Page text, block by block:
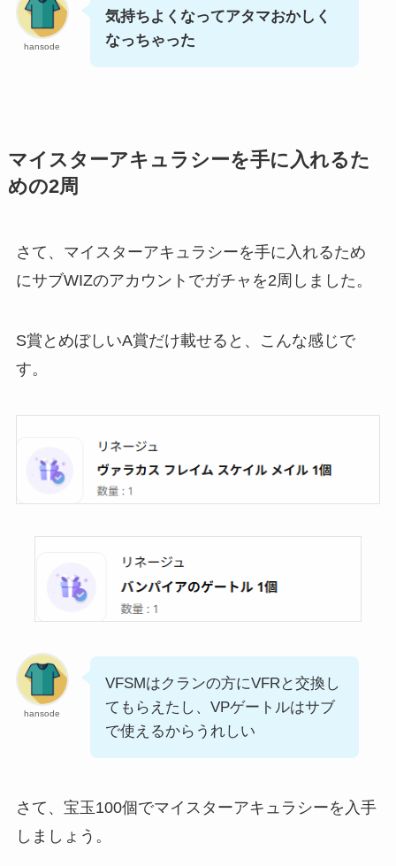
hansode
気持ちよくなってアタマおかしく
なっちゃった
マイスターアキュラシーを手に入れるた
めの2周
さて、マイスターアキュラシーを手に入れるため
にサブWIZのアカウントでガチャを2周しました。
S賞とめぼしいA賞だけ載せると、こんな感じで
す。
hansode
VFSMはクランの方にVFRと交換し
てもらえたし、VPゲートルはサブ
で使えるからうれしい
さて、宝玉100個でマイスターアキュラシーを入手
しましょう。